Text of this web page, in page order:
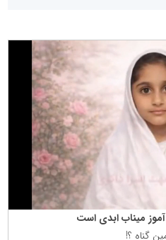
میناب ابدی است
گناه ؟!